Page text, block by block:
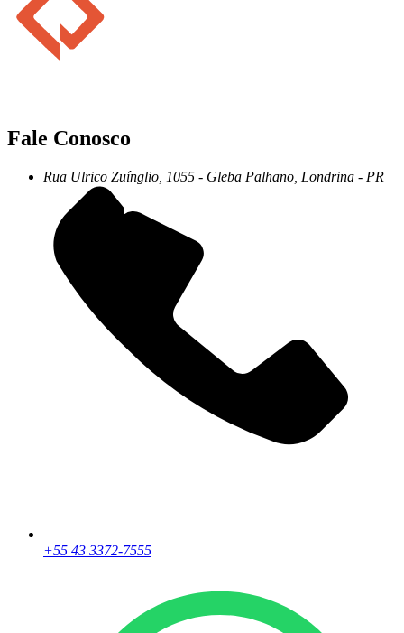
Fale Conosco
Rua Ulrico Zuínglio, 1055 - Gleba Palhano, Londrina - PR
+55 43 3372-7555